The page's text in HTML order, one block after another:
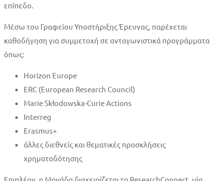
επίπεδο.
Μέσω του Γραφείου Υποστήριξης Έρευνας, παρέχεται
καθοδήγηση για συμμετοχή σε ανταγωνιστικά προγράμματα
όπως:
Horizon Europe
ERC (European Research Council)
Marie Skłodowska-Curie Actions
Interreg
Erasmus+
άλλες διεθνείς και θεματικές προσκλήσεις
χρηματοδότησης